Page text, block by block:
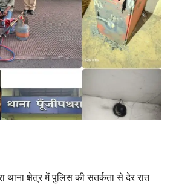
थाना क्षेत्र में पुलिस की सतर्कता से देर रात